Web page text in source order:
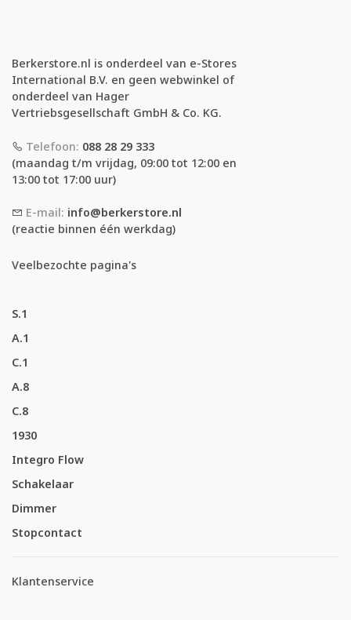
Berkerstore.nl is onderdeel van e-Stores
International B.V. en geen webwinkel of
onderdeel van Hager
Vertriebsgesellschaft GmbH & Co. KG.
Telefoon: 088 28 29 333
(maandag t/m vrijdag, 09:00 tot 12:00 en
13:00 tot 17:00 uur)
E-mail: info@berkerstore.nl
(reactie binnen één werkdag)
Veelbezochte pagina's
S.1
A.1
C.1
A.8
C.8
1930
Integro Flow
Schakelaar
Dimmer
Stopcontact
Klantenservice